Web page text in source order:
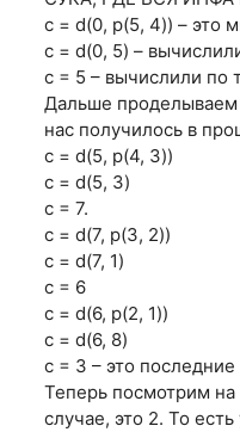
c = d(0, p(5, 4)) – это
с = d(0, 5) –
с = 5 – вычислили по
Дальше проделываем
нас получилось в
с = d(5, p(4, 3))
c = d(5, 3)
c = 7.
с = d(7, p(3, 2))
c = d(7, 1)
c = 6
c = d(6, p(2, 1))
c = d(6, 8)
c = 3 – это
Теперь посмотрим
случае, это 2. То